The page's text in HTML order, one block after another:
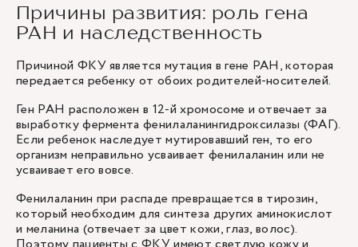
Причины развития: роль гена
PAH и наследственность
Причиной ФКУ является мутация в гене PAH, которая
передается ребенку от обоих родителей-носителей.
Ген PAH расположен в 12-й хромосоме и отвечает за
выработку фермента фенилаланингидроксилазы (ФАГ).
Если ребенок наследует мутировавший ген, то его
организм неправильно усваивает фенилаланин или не
усваивает его вовсе.
Фенилаланин при распаде превращается в тирозин,
который необходим для синтеза других аминокислот
и меланина (отвечает за цвет кожи, глаз, волос).